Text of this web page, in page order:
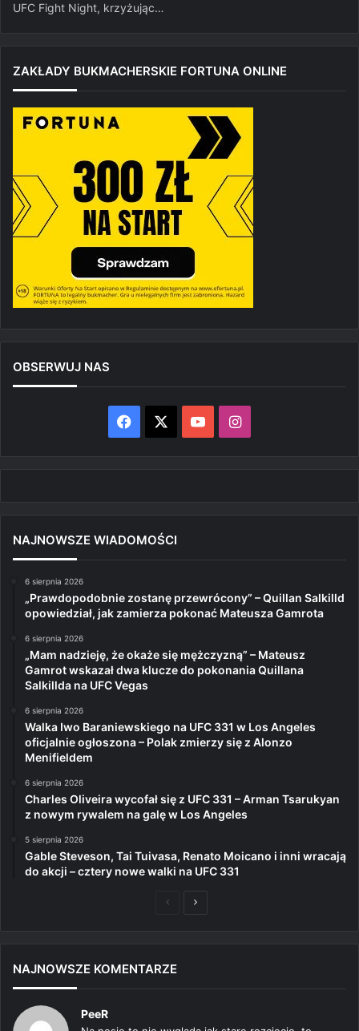
UFC Fight Night, krzyżując…
ZAKŁADY BUKMACHERSKIE FORTUNA ONLINE
OBSERWUJ NAS
Facebook YouTubeInstagram
NAJNOWSZE WIADOMOŚCI
6 sierpnia 2026
„Prawdopodobnie zostanę przewrócony” – Quillan Salkilld
opowiedział, jak zamierza pokonać Mateusza Gamrota
6 sierpnia 2026
„Mam nadzieję, że okaże się mężczyzną” – Mateusz
Gamrot wskazał dwa klucze do pokonania Quillana
Salkillda na UFC Vegas
6 sierpnia 2026
Walka Iwo Baraniewskiego na UFC 331 w Los Angeles
oficjalnie ogłoszona – Polak zmierzy się z Alonzo
Menifieldem
6 sierpnia 2026
Charles Oliveira wycofał się z UFC 331 – Arman Tsarukyan
z nowym rywalem na galę w Los Angeles
5 sierpnia 2026
Gable Steveson, Tai Tuivasa, Renato Moicano i inni wracają
do akcji – cztery nowe walki na UFC 331
PoprzedniaNastępna
NAJNOWSZE KOMENTARZE
PeeR